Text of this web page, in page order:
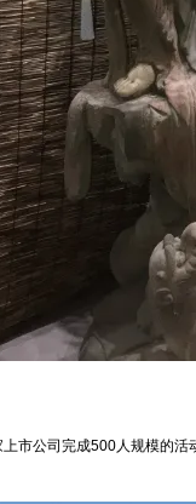
市公司完成500人规模的活